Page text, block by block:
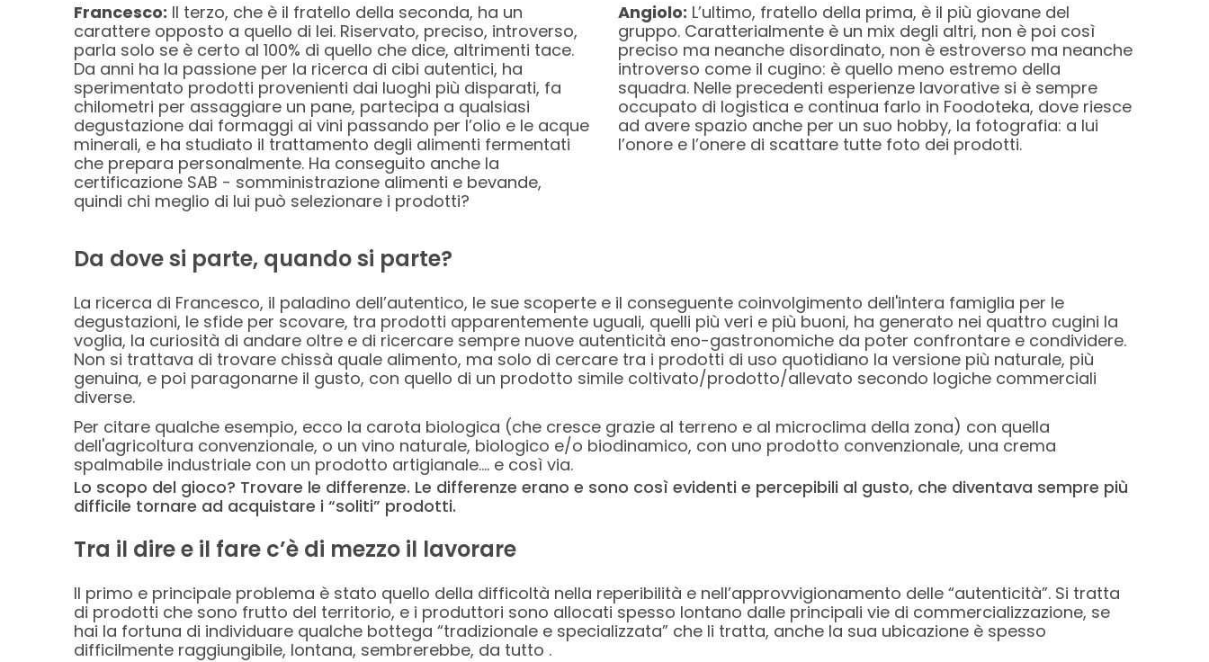
Francesco: Il terzo, che è il fratello della seconda, ha un
carattere opposto a quello di lei. Riservato, preciso, introverso,
parla solo se è certo al 100% di quello che dice, altrimenti tace.
Da anni ha la passione per la ricerca di cibi autentici, ha
sperimentato prodotti provenienti dai luoghi più disparati, fa
chilometri per assaggiare un pane, partecipa a qualsiasi
degustazione dai formaggi ai vini passando per l’olio e le acque
minerali, e ha studiato il trattamento degli alimenti fermentati
che prepara personalmente. Ha conseguito anche la
certificazione SAB - somministrazione alimenti e bevande,
quindi chi meglio di lui può selezionare i prodotti?
Angiolo: L’ultimo, fratello della prima, è il più giovane del
gruppo. Caratterialmente è un mix degli altri, non è poi così
preciso ma neanche disordinato, non è estroverso ma neanche
introverso come il cugino: è quello meno estremo della
squadra. Nelle precedenti esperienze lavorative si è sempre
occupato di logistica e continua farlo in Foodoteka, dove riesce
ad avere spazio anche per un suo hobby, la fotografia: a lui
l’onore e l’onere di scattare tutte foto dei prodotti.
Da dove si parte, quando si parte?
La ricerca di Francesco, il paladino dell’autentico, le sue scoperte e il conseguente coinvolgimento dell'intera famiglia per le
degustazioni, le sfide per scovare, tra prodotti apparentemente uguali, quelli più veri e più buoni, ha generato nei quattro cugini la
voglia, la curiosità di andare oltre e di ricercare sempre nuove autenticità eno-gastronomiche da poter confrontare e condividere.
Non si trattava di trovare chissà quale alimento, ma solo di cercare tra i prodotti di uso quotidiano la versione più naturale, più
genuina, e poi paragonarne il gusto, con quello di un prodotto simile coltivato/prodotto/allevato secondo logiche commerciali
diverse.
Per citare qualche esempio, ecco la carota biologica (che cresce grazie al terreno e al microclima della zona) con quella
dell'agricoltura convenzionale, o un vino naturale, biologico e/o biodinamico, con uno prodotto convenzionale, una crema
spalmabile industriale con un prodotto artigianale…. e così via.
Lo scopo del gioco? Trovare le differenze. Le differenze erano e sono così evidenti e percepibili al gusto, che diventava sempre più
difficile tornare ad acquistare i “soliti” prodotti.
Tra il dire e il fare c’è di mezzo il lavorare
Il primo e principale problema è stato quello della difficoltà nella reperibilità e nell’approvvigionamento delle “autenticità”. Si tratta
di prodotti che sono frutto del territorio, e i produttori sono allocati spesso lontano dalle principali vie di commercializzazione, se
hai la fortuna di individuare qualche bottega “tradizionale e specializzata” che li tratta, anche la sua ubicazione è spesso
difficilmente raggiungibile, lontana, sembrerebbe, da tutto .